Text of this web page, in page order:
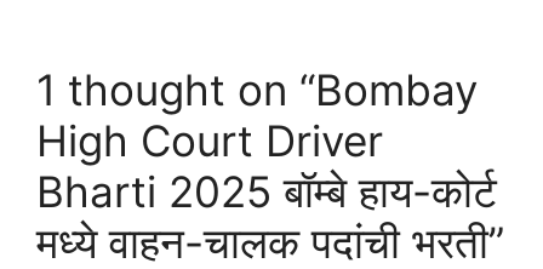
1 thought on “Bombay
High Court Driver
Bharti 2025 बॉम्बे हाय-कोर्ट
मध्ये वाहन-चालक पदांची भरती”